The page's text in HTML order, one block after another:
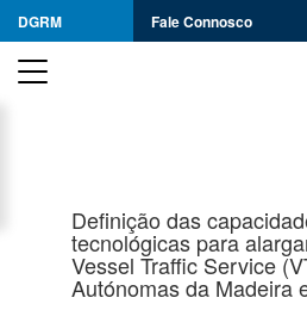
DGRM Fale Connosco
Definição das
tecnológicas para
Vessel Traffic Service
Autónomas da Madeira